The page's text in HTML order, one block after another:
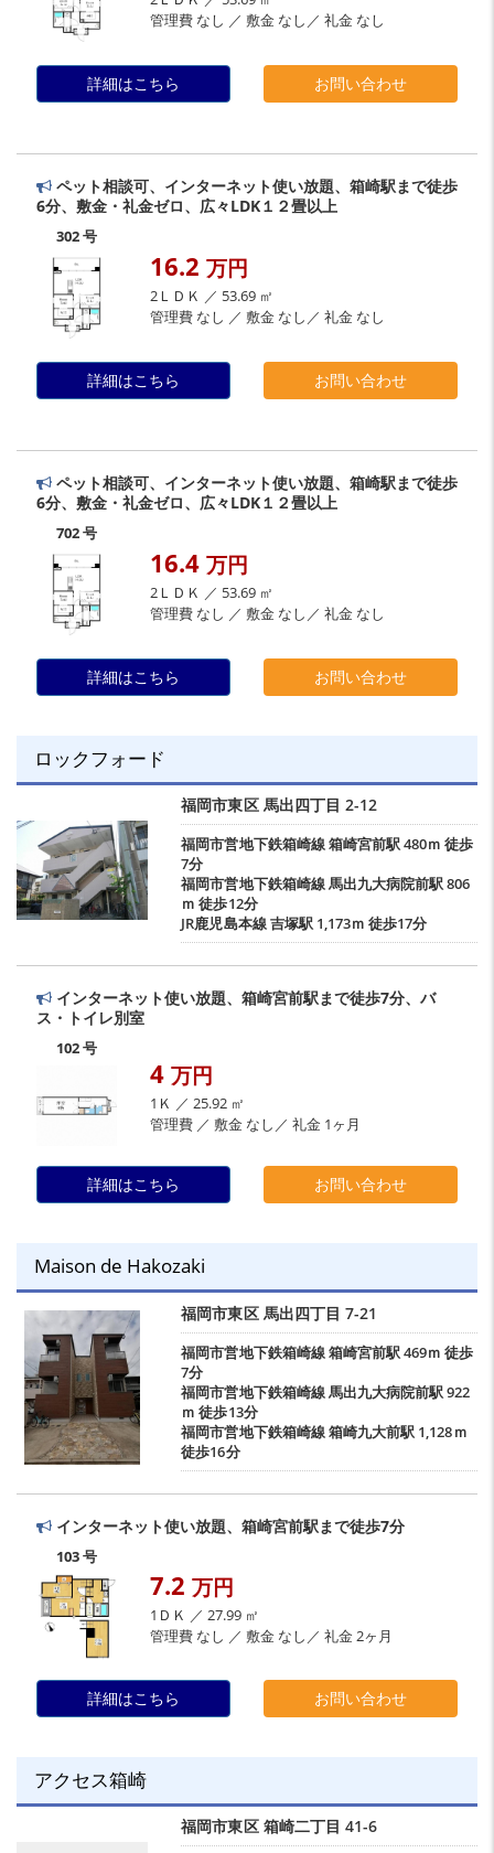
管理費 なし ／ 敷金 なし／ 礼金 なし
詳細はこちら お問い合わせ
ペット相談可、インターネット使い放題、箱崎駅まで徒歩
6分、敷金・礼金ゼロ、広々LDK１２畳以上
302 号
16.2 万円
2ＬＤＫ ／ 53.69 ㎡
管理費 なし ／ 敷金 なし／ 礼金 なし
詳細はこちら お問い合わせ
ペット相談可、インターネット使い放題、箱崎駅まで徒歩
6分、敷金・礼金ゼロ、広々LDK１２畳以上
702 号
16.4 万円
2ＬＤＫ ／ 53.69 ㎡
管理費 なし ／ 敷金 なし／ 礼金 なし
詳細はこちら お問い合わせ
ロックフォード
福岡市東区 馬出四丁目 2-12
福岡市営地下鉄箱崎線箱崎宮前駅480ｍ 徒歩
7分
福岡市営地下鉄箱崎線馬出九大病院前駅806
ｍ 徒歩12分
JR鹿児島本線吉塚駅1,173ｍ 徒歩17分
インターネット使い放題、箱崎宮前駅まで徒歩7分、バ
ス・トイレ別室
102 号
4 万円
1Ｋ ／ 25.92 ㎡
管理費 ／ 敷金 なし／ 礼金 1ヶ月
詳細はこちら お問い合わせ
Maison de Hakozaki
福岡市東区 馬出四丁目 7-21
福岡市営地下鉄箱崎線箱崎宮前駅469ｍ 徒歩
7分
福岡市営地下鉄箱崎線馬出九大病院前駅922
ｍ 徒歩13分
福岡市営地下鉄箱崎線箱崎九大前駅 1,128ｍ
徒歩16分
インターネット使い放題、箱崎宮前駅まで徒歩7分
103 号
7.2 万円
1ＤＫ ／ 27.99 ㎡
管理費 なし ／ 敷金 なし／ 礼金 2ヶ月
詳細はこちら お問い合わせ
アクセス箱崎
福岡市東区 箱崎二丁目 41-6